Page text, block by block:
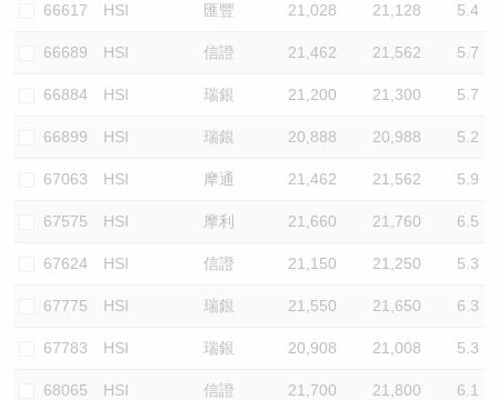
66617 HSI 匯豐 21,028 21,128 5.4
66689 HSI 信證 21,462 21,562 5.7
66884 HSI 瑞銀 21,200 21,300 5.7
66899 HSI 瑞銀 20,888 20,988 5.2
67063 HSI 摩通 21,462 21,562 5.9
67575 HSI 摩利 21,660 21,760 6.5
67624 HSI 信證 21,150 21,250 5.3
67775 HSI 瑞銀 21,550 21,650 6.3
67783 HSI 瑞銀 20,908 21,008 5.3
68065 HSI 信證 21,700 21,800 6.1